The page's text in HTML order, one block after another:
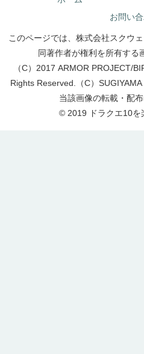
お問い
このページでは、株式会社スクウ
同著作者が権利を所有する
（C）2017 ARMOR PROJECT/
Rights Reserved.（C）
当該画像の転載・配布
© 2019 ドラクエ10を